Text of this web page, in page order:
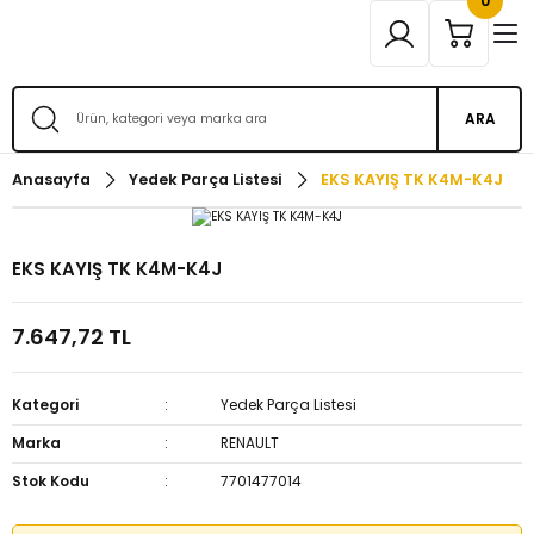
ARA
Anasayfa Yedek Parça Listesi EKS KAYIŞ TK K4M-K4J
EKS KAYIŞ TK K4M-K4J
7.647,72 TL
Kategori
Yedek Parça Listesi
Marka
RENAULT
Stok Kodu
7701477014